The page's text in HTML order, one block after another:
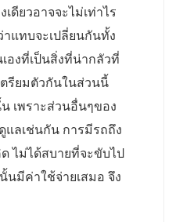
ดียวอาจจะไม่เท่าไร
าแทบจะเปลี่ยนกันทั้ง
องที่เป็นสิ่งที่น่ากลัวที่
รียมตัวกันในส่วนนี้
เพราะส่วนอื่นๆของ
แลเช่นกัน การมีรถถึง
ไม่ได้สบายที่จะขับไป
มีค่าใช้จ่ายเสมอ จึง